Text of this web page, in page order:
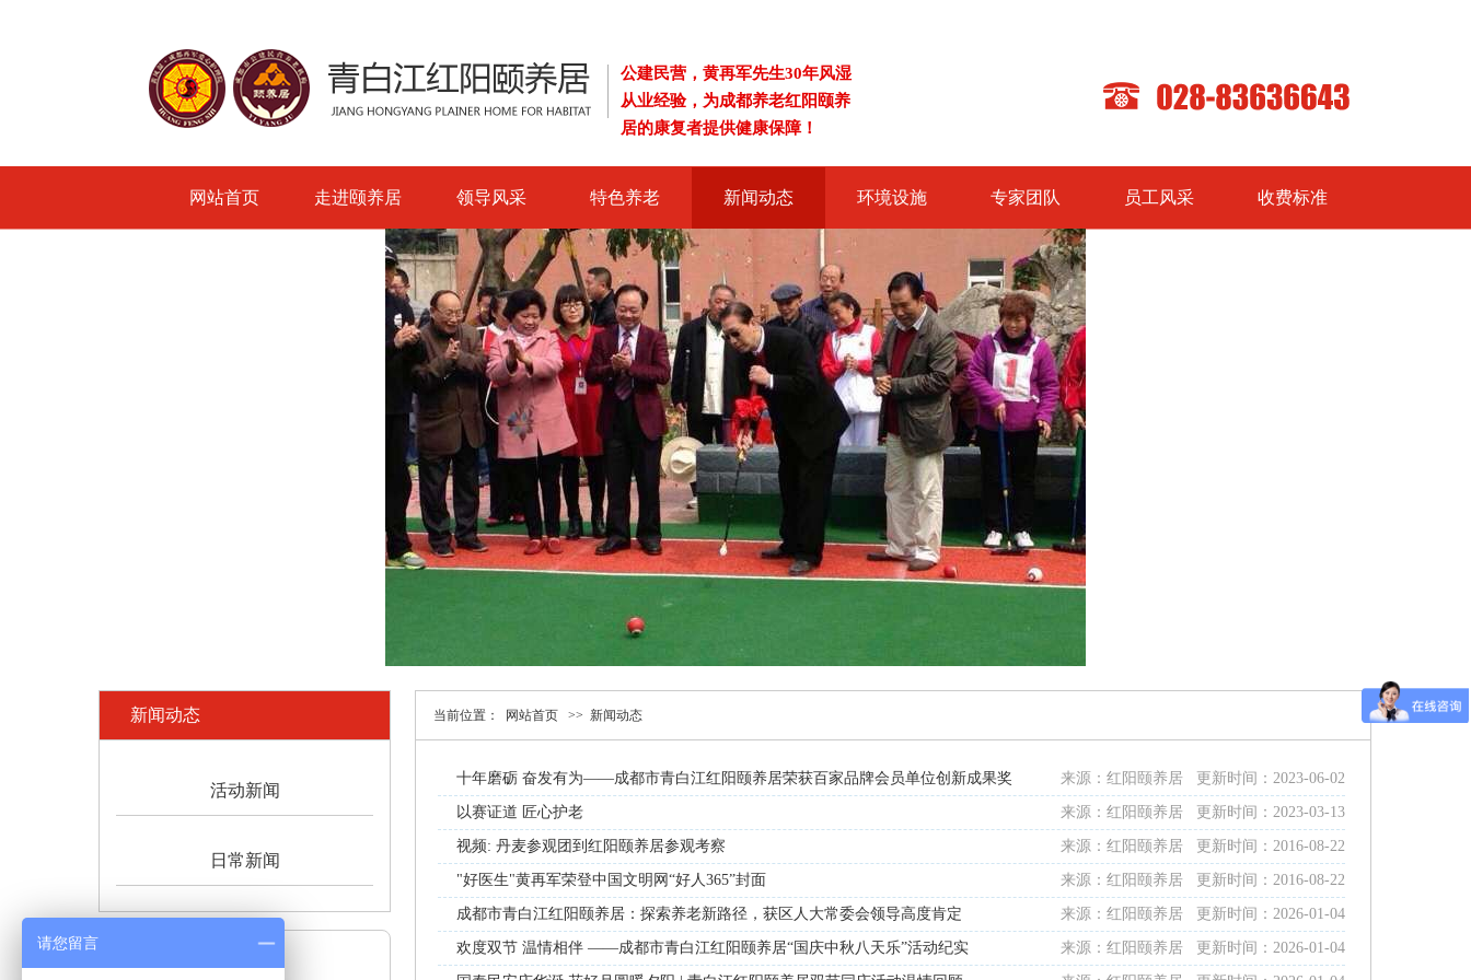
公建民营，黄再军先生30年风湿
从业经验，为成都养老红阳颐养
居的康复者提供健康保障！
网站首页 走进颐养居 领导风采 特色养老 新闻动态 环境设施 专家团队 员工风采 收费标准
新闻动态
活动新闻
日常新闻
当前位置： 网站首页 >> 新闻动态
十年磨砺 奋发有为——成都市青白江红阳颐养居荣获百家品牌会员单位创新成果奖 来源：红阳颐养居 更新时间：2023-06-02
以赛证道 匠心护老 来源：红阳颐养居 更新时间：2023-03-13
视频: 丹麦参观团到红阳颐养居参观考察 来源：红阳颐养居 更新时间：2016-08-22
"好医生"黄再军荣登中国文明网“好人365”封面 来源：红阳颐养居 更新时间：2016-08-22
成都市青白江红阳颐养居：探索养老新路径，获区人大常委会领导高度肯定 来源：红阳颐养居 更新时间：2026-01-04
欢度双节 温情相伴 ——成都市青白江红阳颐养居“国庆中秋八天乐”活动纪实 来源：红阳颐养居 更新时间：2026-01-04
请您留言